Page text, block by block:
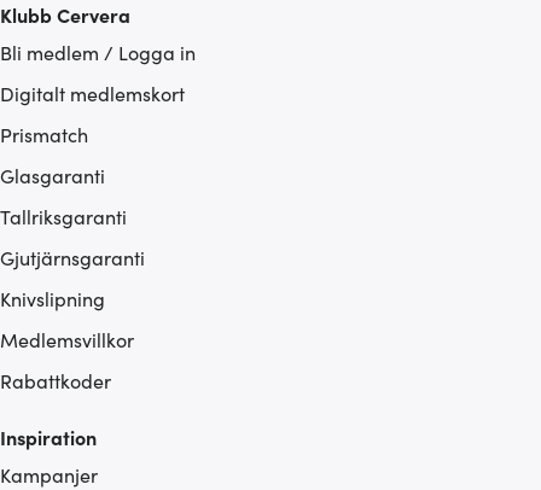
Klubb Cervera
Bli medlem / Logga in
Digitalt medlemskort
Prismatch
Glasgaranti
Tallriksgaranti
Gjutjärnsgaranti
Knivslipning
Medlemsvillkor
Rabattkoder
Inspiration
Kampanjer